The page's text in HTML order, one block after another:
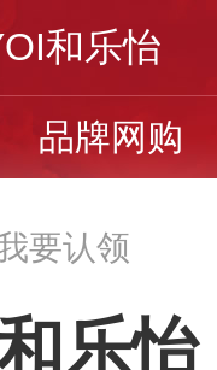
和乐怡
品牌网购
要认领
乐怡